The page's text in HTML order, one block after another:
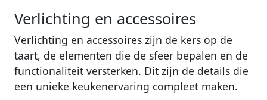
Verlichting en accessoires
Verlichting en accessoires zijn de kers op de
taart, de elementen die de sfeer bepalen en de
functionaliteit versterken. Dit zijn de details die
een unieke keukenervaring compleet maken.